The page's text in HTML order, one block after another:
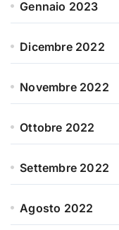
Gennaio 2023
Dicembre 2022
Novembre 2022
Ottobre 2022
Settembre 2022
Agosto 2022